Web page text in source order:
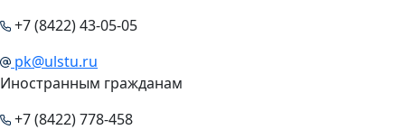
+7 (8422) 43-05-05
pk@ulstu.ru
Иностранным гражданам
+7 (8422) 778-458